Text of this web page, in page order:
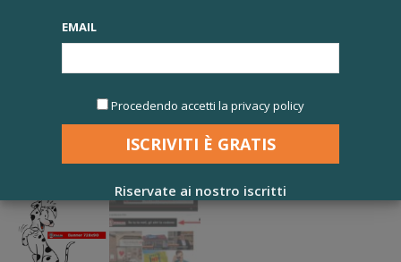
EMAIL
Procedendo accetti la privacy policy
Riservate ai nostro iscritti